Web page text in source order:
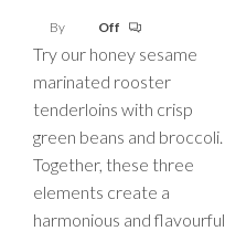
By Off
Try our honey sesame
marinated rooster
tenderloins with crisp
green beans and broccoli.
Together, these three
elements create a
harmonious and flavourful